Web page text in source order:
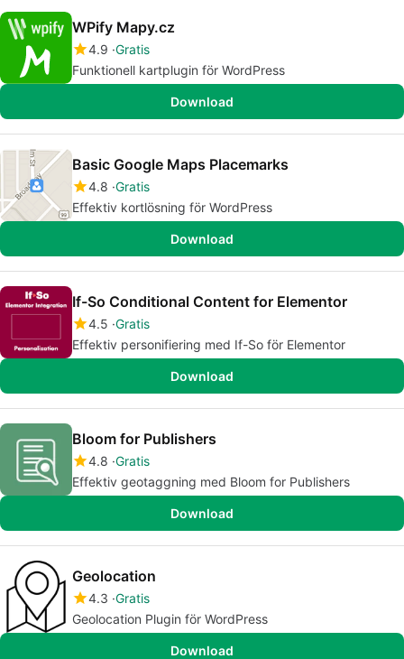
WPify Mapy.cz
4.9 Gratis
Funktionell kartplugin för WordPress
Download
Basic Google Maps Placemarks
4.8 Gratis
Effektiv kortlösning för WordPress
Download
If-So Conditional Content for Elementor
4.5 Gratis
Effektiv personifiering med If-So för Elementor
Download
Bloom for Publishers
4.8 Gratis
Effektiv geotaggning med Bloom for Publishers
Download
Geolocation
4.3 Gratis
Geolocation Plugin för WordPress
Download